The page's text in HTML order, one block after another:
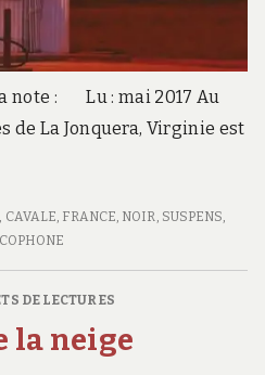
note : Lu : mai 2017 Au
de La Jonquera, Virginie est
, CAVALE, FRANCE, NOIR, SUSPENS,
DE LECTURES
la neige